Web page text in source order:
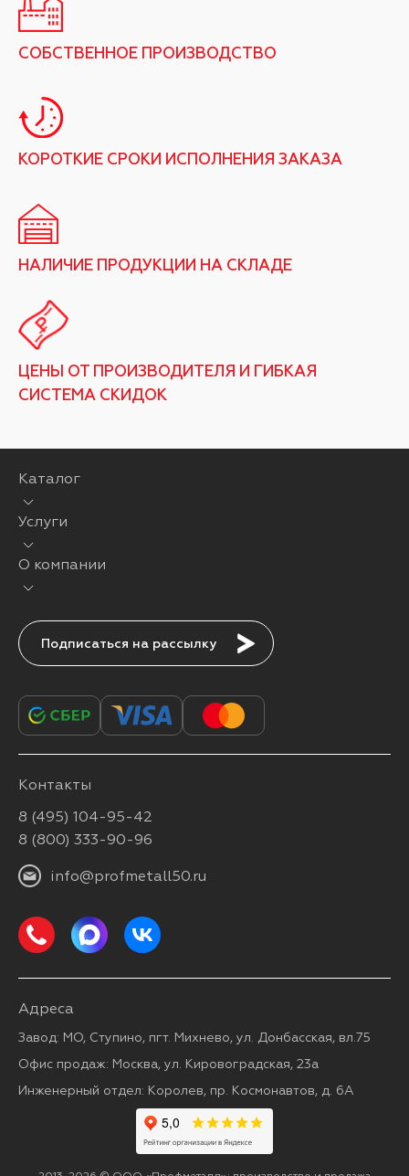
СОБСТВЕННОЕ ПРОИЗВОДСТВО
КОРОТКИЕ СРОКИ ИСПОЛНЕНИЯ ЗАКАЗА
НАЛИЧИЕ ПРОДУКЦИИ НА СКЛАДЕ
ЦЕНЫ ОТ ПРОИЗВОДИТЕЛЯ И ГИБКАЯ
СИСТЕМА СКИДОК
Каталог
Услуги
О компании
Подписаться
Контакты
8 (495) 104-95-42
8 (800) 333-90-96
info@profmetall50.ru
Адреса
Завод: МО, Ступино, пгт. Михнево, ул. Донбасская, вл.75
Офис продаж: Москва, ул. Кировоградская, 23а
Инженерный отдел: Королев, пр. Космонавтов, д. 6А